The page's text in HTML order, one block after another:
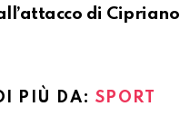
di Cipriano
PIÙ DA: SPORT